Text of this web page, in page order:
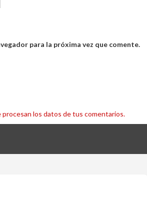
para la próxima vez que comente.
procesan los datos de tus comentarios.